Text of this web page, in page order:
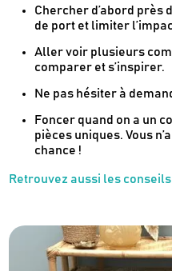
Des guides
responsables
Chercher d’abord près
de port et limiter
Aller voir plusieurs
comparer et s’inspirer.
Ne pas hésiter à
Foncer quand on a un
pièces uniques. Vous
chance !
Retrouvez aussi les